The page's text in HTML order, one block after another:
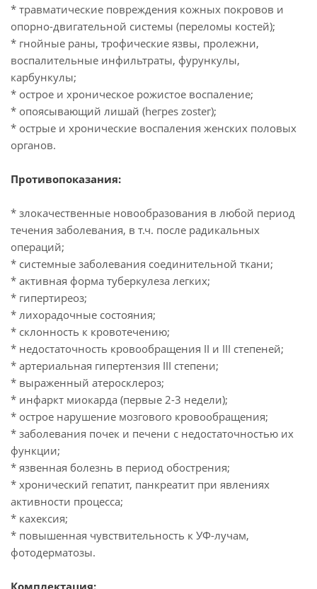
* травматические повреждения кожных покровов и
опорно-двигательной системы (переломы костей);
* гнойные раны, трофические язвы, пролежни,
воспалительные инфильтраты, фурункулы,
карбункулы;
* острое и хроническое рожистое воспаление;
* опоясывающий лишай (hегреs zostег);
* острые и хронические воспаления женских половых
органов.
Противопоказания:
* злокачественные новообразования в любой период
течения заболевания, в т.ч. после радикальных
операций;
* системные заболевания соединительной ткани;
* активная форма туберкулеза легких;
* гипертиреоз;
* лихорадочные состояния;
* склонность к кровотечению;
* недостаточность кровообращения II и III степеней;
* артериальная гипертензия III степени;
* выраженный атеросклероз;
* инфаркт миокарда (первые 2-3 недели);
* острое нарушение мозгового кровообращения;
* заболевания почек и печени с недостаточностью их
функции;
* язвенная болезнь в период обострения;
* хронический гепатит, панкреатит при явлениях
активности процесса;
* кахексия;
* повышенная чувствительность к УФ-лучам,
фотодерматозы.
Комплектация: